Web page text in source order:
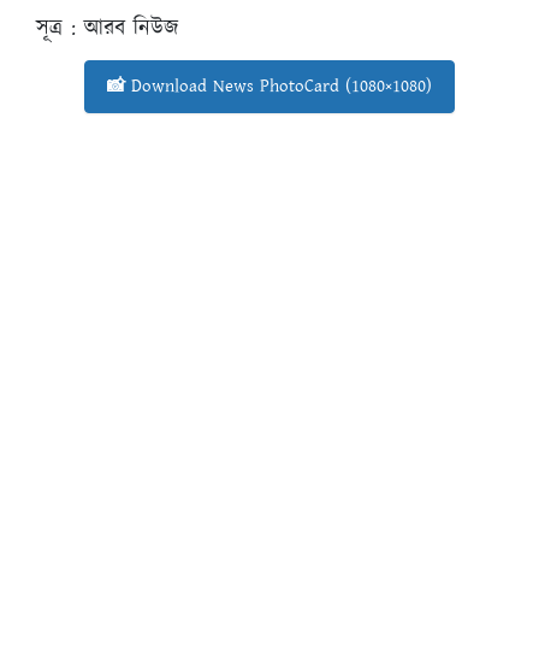
সূত্র : আরব নিউজ
📸 Download News PhotoCard (1080×1080)